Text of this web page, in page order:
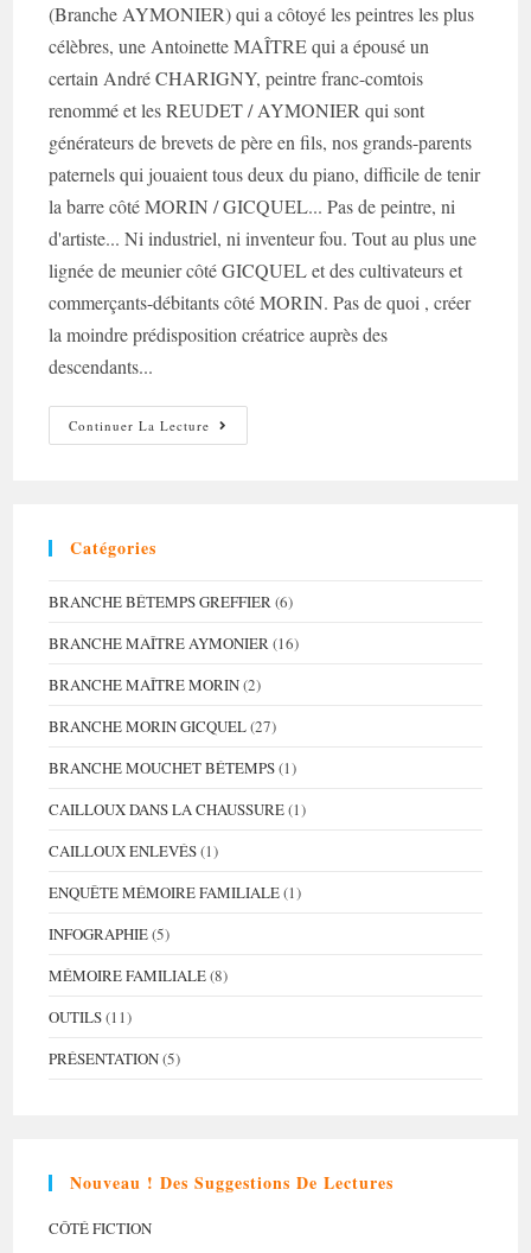
(Branche AYMONIER) qui a côtoyé les peintres les plus
célèbres, une Antoinette MAÎTRE qui a épousé un
certain André CHARIGNY, peintre franc-comtois
renommé et les REUDET / AYMONIER qui sont
générateurs de brevets de père en fils, nos grands-parents
paternels qui jouaient tous deux du piano, difficile de tenir
la barre côté MORIN / GICQUEL... Pas de peintre, ni
d'artiste... Ni industriel, ni inventeur fou. Tout au plus une
lignée de meunier côté GICQUEL et des cultivateurs et
commerçants-débitants côté MORIN. Pas de quoi , créer
la moindre prédisposition créatrice auprès des
descendants...
Continuer La Lecture Gribouilliste-
Croquiste
Catégories
BRANCHE BÉTEMPS GREFFIER(6)
BRANCHE MAÎTRE AYMONIER(16)
BRANCHE MAÎTRE MORIN(2)
BRANCHE MORIN GICQUEL(27)
BRANCHE MOUCHET BÉTEMPS(1)
CAILLOUX DANS LA CHAUSSURE(1)
CAILLOUX ENLEVÉS(1)
ENQUÊTE MÉMOIRE FAMILIALE(1)
INFOGRAPHIE(5)
MÉMOIRE FAMILIALE(8)
OUTILS(11)
PRÉSENTATION(5)
Nouveau ! Des Suggestions De Lectures
CÔTÉ FICTION